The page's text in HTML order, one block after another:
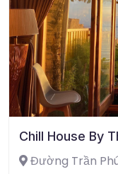
Chill House By
Đường Trần